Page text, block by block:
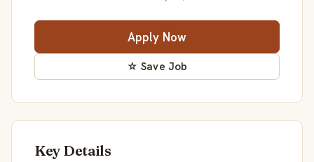
Apply Now
☆ Save Job
Key Details